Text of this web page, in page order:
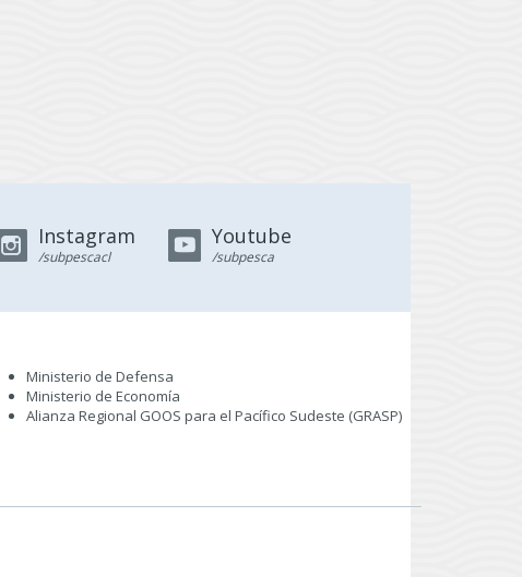
Instagram
/subpescacl
Youtube
/subpesca
Ministerio de Defensa
Ministerio de Economía
Alianza Regional GOOS para el Pacífico Sudeste (GRASP)